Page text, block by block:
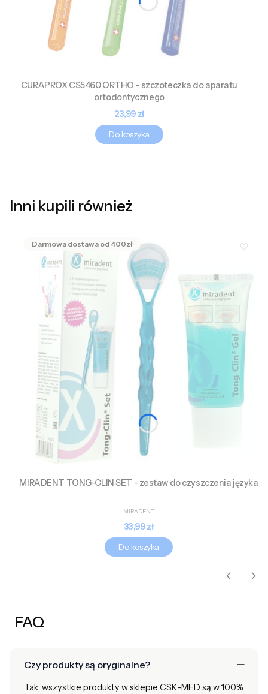
CURAPROX CS5460 ORTHO - szczoteczka do aparatu
ortodontycznego
Cena
23,99 zł
Do koszyka
Inni kupili również
MIRADENT TONG-CLIN SET - zestaw do czyszczenia języka
MIRADENT
Cena
33,99 zł
Do koszyka
FAQ
Czy produkty są oryginalne?
Tak, wszystkie produkty w sklepie CSK-MED są w 100%